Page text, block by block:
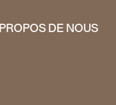
DE NOUS